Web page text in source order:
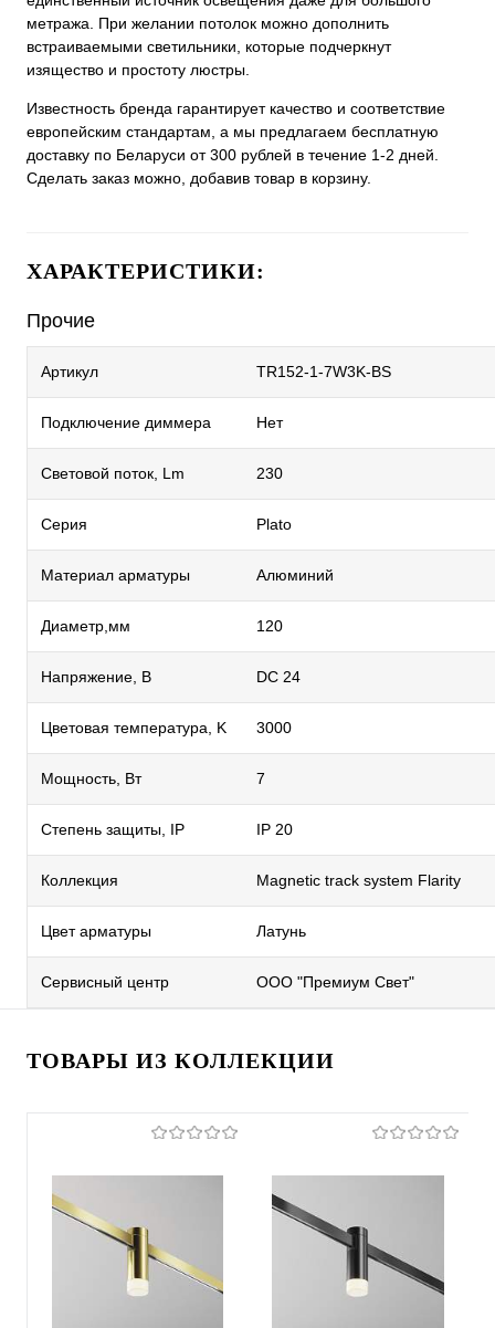
метража. При желании потолок можно дополнить
встраиваемыми светильники, которые подчеркнут
изящество и простоту люстры.
Известность бренда гарантирует качество и соответствие
европейским стандартам, а мы предлагаем бесплатную
доставку по Беларуси от 300 рублей в течение 1-2 дней.
Сделать заказ можно, добавив товар в корзину.
ХАРАКТЕРИСТИКИ:
Прочие
Артикул TR152-1-7W3K-BS
Подключение диммера Нет
Световой поток, Lm 230
Серия Plato
Материал арматуры Алюминий
Диаметр,мм 120
Напряжение, В DC 24
Цветовая температура, K 3000
Мощность, Вт 7
Степень защиты, IP IP 20
Коллекция Magnetic trаck system Flarity
Цвет арматуры Латунь
Сервисный центр ООО "Премиум Свет"
ТОВАРЫ ИЗ КОЛЛЕКЦИИ